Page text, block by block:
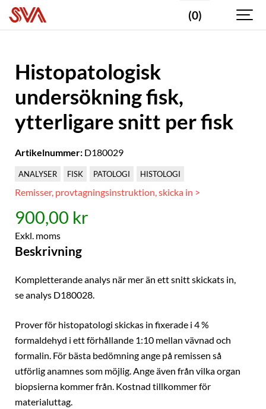
(0)
Histopatologisk
undersökning fisk,
ytterligare snitt per fisk
Artikelnummer: D180029
ANALYSER FISK PATOLOGI HISTOLOGI
Remisser, provtagningsinstruktion, skicka in >
900,00 kr
Exkl. moms
Beskrivning
Kompletterande analys när mer än ett snitt skickats in,
se analys D180028.
Prover för histopatologi skickas in fixerade i 4 %
formaldehyd i ett förhållande 1:10 mellan vävnad och
formalin. För bästa bedömning ange på remissen så
utförlig anamnes som möjlig. Ange även från vilka organ
biopsierna kommer från. Kostnad tillkommer för
materialuttag.